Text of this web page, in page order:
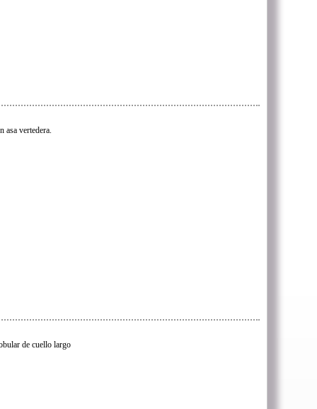
asa vertedera.
de cuello largo